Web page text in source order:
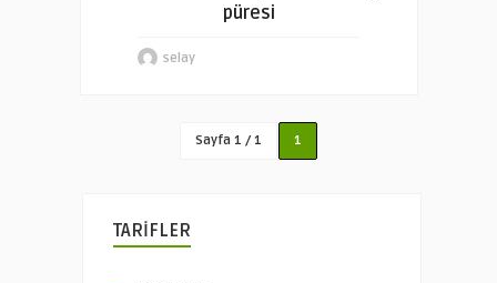
püresi
selay
Sayfa 1 / 1 1
TARİFLER